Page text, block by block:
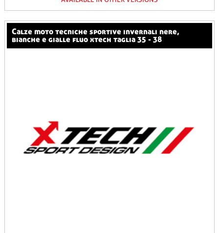
calze moto tecniche sportive invernali nere,
bianche e gialle fluo xtech taglia 35 - 38